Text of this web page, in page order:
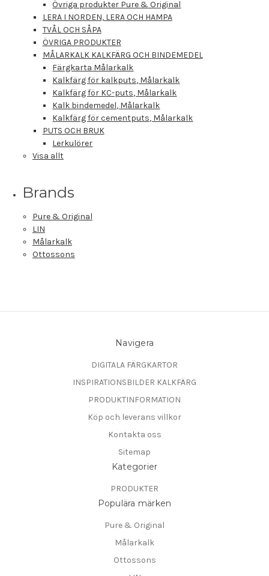
Övriga produkter Pure & Original
LERA I NORDEN, LERA OCH HAMPA
TVÅL OCH SÅPA
ÖVRIGA PRODUKTER
MÅLARKALK KALKFÄRG OCH BINDEMEDEL
Färgkarta Målarkalk
Kalkfärg för kalkputs, Målarkalk
Kalkfärg för KC-puts, Målarkalk
Kalk bindemedel, Målarkalk
Kalkfärg för cementputs, Målarkalk
PUTS OCH BRUK
Lerkulörer
Visa allt
Brands
Pure & Original
LIN
Målarkalk
Ottossons
Navigera
DIGITALA FÄRGKARTOR
INSPIRATIONSBILDER KALKFÄRG
PRODUKTINFORMATION
Köp och leverans villkor
Kontakta oss
Sitemap
Kategorier
PRODUKTER
Populära märken
Pure & Original
Målarkalk
Ottossons